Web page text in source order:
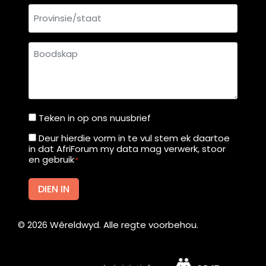
Provinsie/staat
Boodskap
Teken
in
op
ons
nuusbrief
Teken in op ons nuusbrief
Deur
hierdie
te
vul
Deur hierdie vorm in te vul stem ek daartoe
in dat AfriForum my data mag verwerk, stoor
en gebruik*
DIEN IN
© 2026 Wêreldwyd. Alle regte voorbehou.